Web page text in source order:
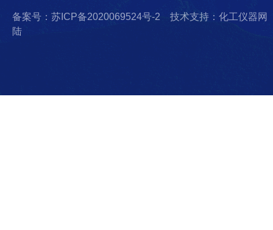
备案号：苏ICP备2020069524号-2
技术支持：化工仪器网
陆